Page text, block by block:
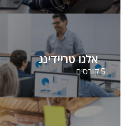
אלגו טריידינג
5 קורסים